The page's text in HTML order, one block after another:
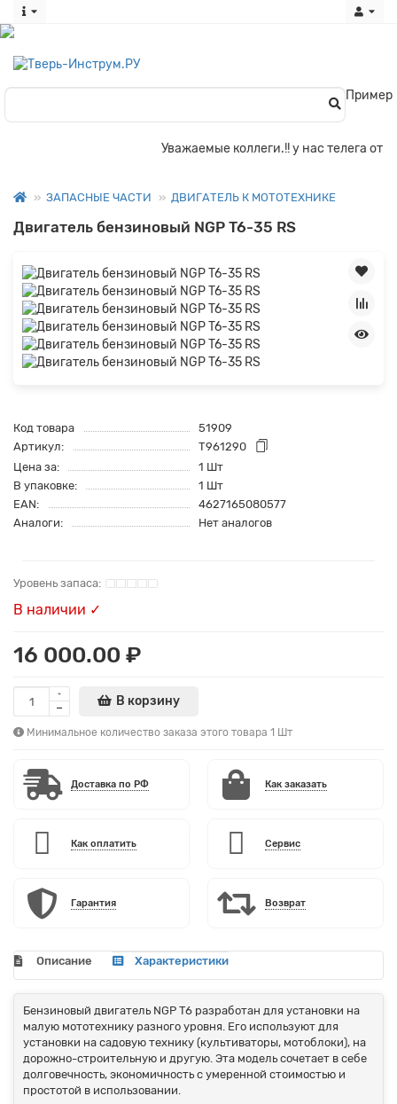
Пример
Уважаемые коллеги.!! у нас телега
ЗАПАСНЫЕ ЧАСТИ ДВИГАТЕЛЬ К МОТОТЕХНИКЕ
Двигатель бензиновый NGP T6-35 RS
Код товара
51909
Артикул:
T961290
Цена за:
1 Шт
В упаковке:
1 Шт
EAN:
4627165080577
Аналоги:
Нет аналогов
В наличии ✓
16 000.00 ₽
В корзину
Минимальное количество заказа этого товара 1 Шт
Доставка по РФ Как заказать
Как оплатить Сервис
Гарантия Возврат
Описание Характеристики
Бензиновый двигатель NGP T6 разработан для установки на
малую мототехнику разного уровня. Его используют для
установки на садовую технику (культиваторы, мотоблоки), на
дорожно-строительную и другую. Эта модель сочетает в себе
долговечность, экономичность с умеренной стоимостью и
простотой в использовании.